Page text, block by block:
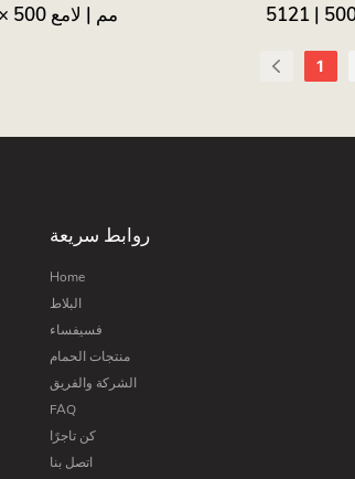
5126 | 500 × 500 مم | لامع
1
روابط سريعة
Home
البلاط
فسيفساء
منتجات الحمام
الشركة والفريق
FAQ
كن تاجرًا
اتصل بنا